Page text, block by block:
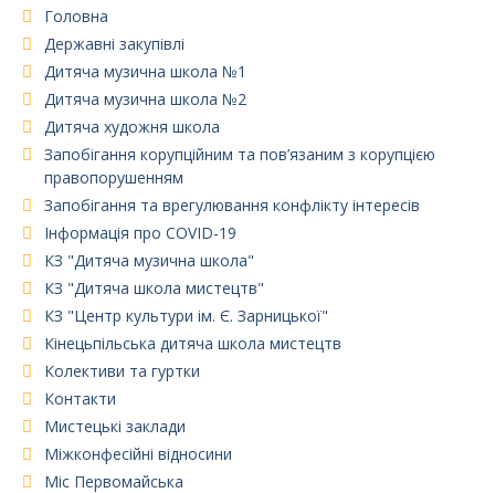
Головна
Державні закупівлі
Дитяча музична школа №1
Дитяча музична школа №2
Дитяча художня школа
Запобігання корупційним та пов’язаним з корупцією
правопорушенням
Запобігання та врегулювання конфлікту інтересів
Інформація про COVID-19
КЗ "Дитяча музична школа"
КЗ "Дитяча школа мистецтв"
КЗ "Центр культури ім. Є. Зарницької"
Кінецьпільська дитяча школа мистецтв
Колективи та гуртки
Контакти
Мистецькі заклади
Міжконфесійні відносини
Міс Первомайська